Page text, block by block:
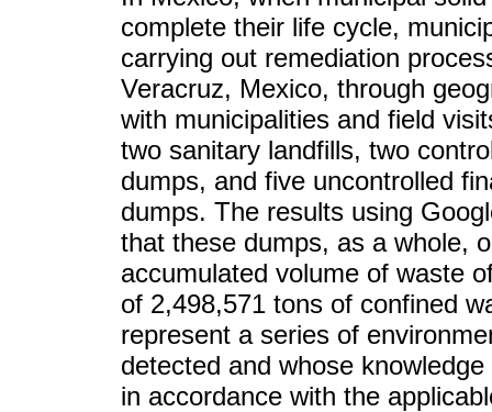
complete their life cycle,
carrying out remediation
Veracruz, Mexico, through
with municipalities and field
two sanitary landfills, two
dumps, and five uncontrolled
dumps. The results using
that these dumps, as a whole,
accumulated volume of waste
of 2,498,571 tons of confined
represent a series of
detected and whose
in accordance with the